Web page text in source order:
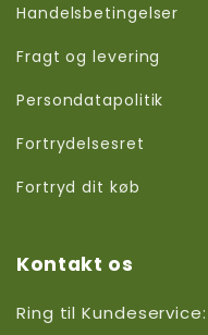
Handelsbetingelser
Fragt og levering
Persondatapolitik
Fortrydelsesret
Fortryd dit køb
Kontakt os
Ring til Kundeservice: